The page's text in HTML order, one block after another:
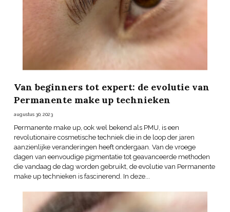
Van beginners tot expert: de evolutie van
Permanente make up technieken
augustus 30, 2023
Permanente make up, ook wel bekend als PMU, is een
revolutionaire cosmetische techniek die in de loop der jaren
aanzienlijke veranderingen heeft ondergaan. Van de vroege
dagen van eenvoudige pigmentatie tot geavanceerde methoden
die vandaag de dag worden gebruikt, de evolutie van Permanente
make up technieken is fascinerend. In deze...